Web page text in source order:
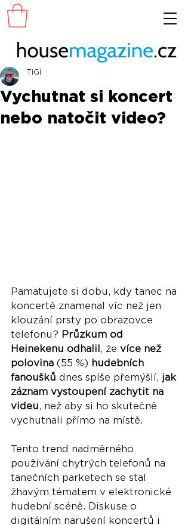
Vychutnat si koncert
nebo natočit video?
TiGi
Pamatujete si dobu, kdy tanec na
koncertě znamenal víc než jen
klouzání prsty po obrazovce
telefonu? Průzkum od
Heinekenu odhalil , že více než
polovina (55 %) hudebních
fanoušků dnes spíše přemýšlí, jak
záznam vystoupení zachytit na
videu, než aby si ho skutečně
vychutnali přímo na místě.
Tento trend nadměrného
používání chytrých telefonů na
tanečních parketech se stal
žhavým tématem v elektronické
hudební scéně. Diskuse o
digitálním narušení koncertů i